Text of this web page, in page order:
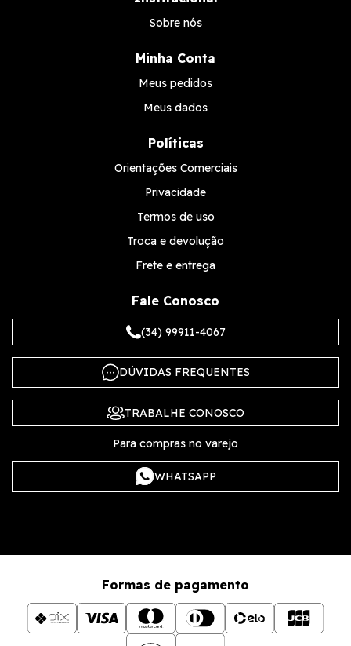
Sobre nós
Minha Conta
Meus pedidos
Meus dados
Políticas
Orientações Comerciais
Privacidade
Termos de uso
Troca e devolução
Frete e entrega
Fale Conosco
(34) 99911-4067
DÚVIDAS FREQUENTES
TRABALHE CONOSCO
Para compras no varejo
WHATSAPP
Formas de pagamento